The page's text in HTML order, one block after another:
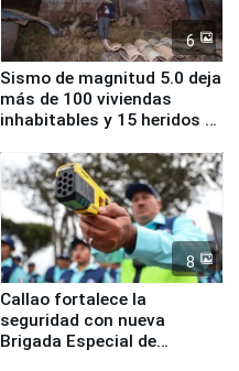
6
Sismo de magnitud 5.0 deja
más de 100 viviendas
inhabitables y 15 heridos en
8
Callao fortalece la
seguridad con nueva
Brigada Especial de